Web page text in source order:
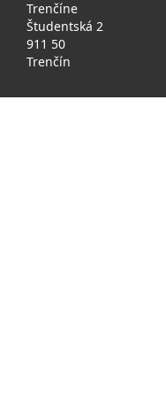
Trenčíne
Študentská 2
911 50
Trenčín